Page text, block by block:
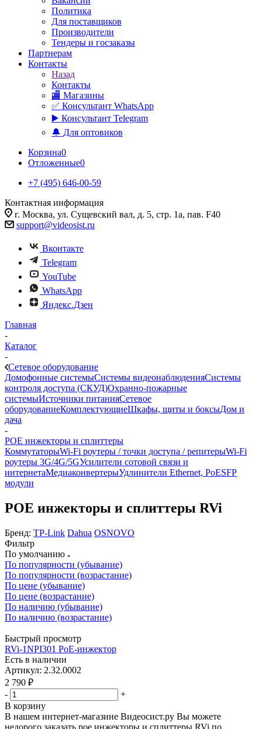
Политика
Для поставщиков
Производители
Тендеры и госзаказы
Партнерам
Контакты
Назад
Контакты
🏬 Магазины
✅️ Консультант WhatsApp
▶️ Консультант Telegram
🔔 Для оптовиков
Корзина0
Отложенные0
+7 (495) 646-00-59
Контактная информация
г. Москва, ул. Сущевский вал, д. 5, стр. 1а, пав. F40
support@videosist.ru
Вконтакте
Telegram
YouTube
WhatsApp
Яндекс.Дзен
Главная
-
Каталог
-
Сетевое оборудование
Домофонные системыСистемы видеонаблюденияСистемы
контроля доступа (СКУД)Охранно-пожарные
системыИсточники питанияСетевое
оборудованиеКомплектующиеШкафы, щиты и боксыДом и
дача
-
POE инжекторы и сплиттеры
КоммутаторыWi-Fi роутеры / точки доступа / репитерыWi-Fi
роутеры 3G/4G/5GУсилители сотовой связи и
интернетаМедиаконвертерыУдлинители Ethernet, PoESFP
модули
POE инжекторы и сплиттеры RVi
Бренд: TP-Link Dahua OSNOVO
Фильтр
По умолчанию
По популярности (убывание)
По популярности (возрастание)
По цене (убывание)
По цене (возрастание)
По наличию (убывание)
По наличию (возрастание)
Быстрый просмотр
RVi-1NPI301 PoE-инжектор
Есть в наличии
Артикул: 2.32.0002
2 790 ₽
-
+
В корзину
В нашем интернет-магазине Видеосист.ру Вы можете
недорого заказать poe инжекторы и сплиттеры RVi по